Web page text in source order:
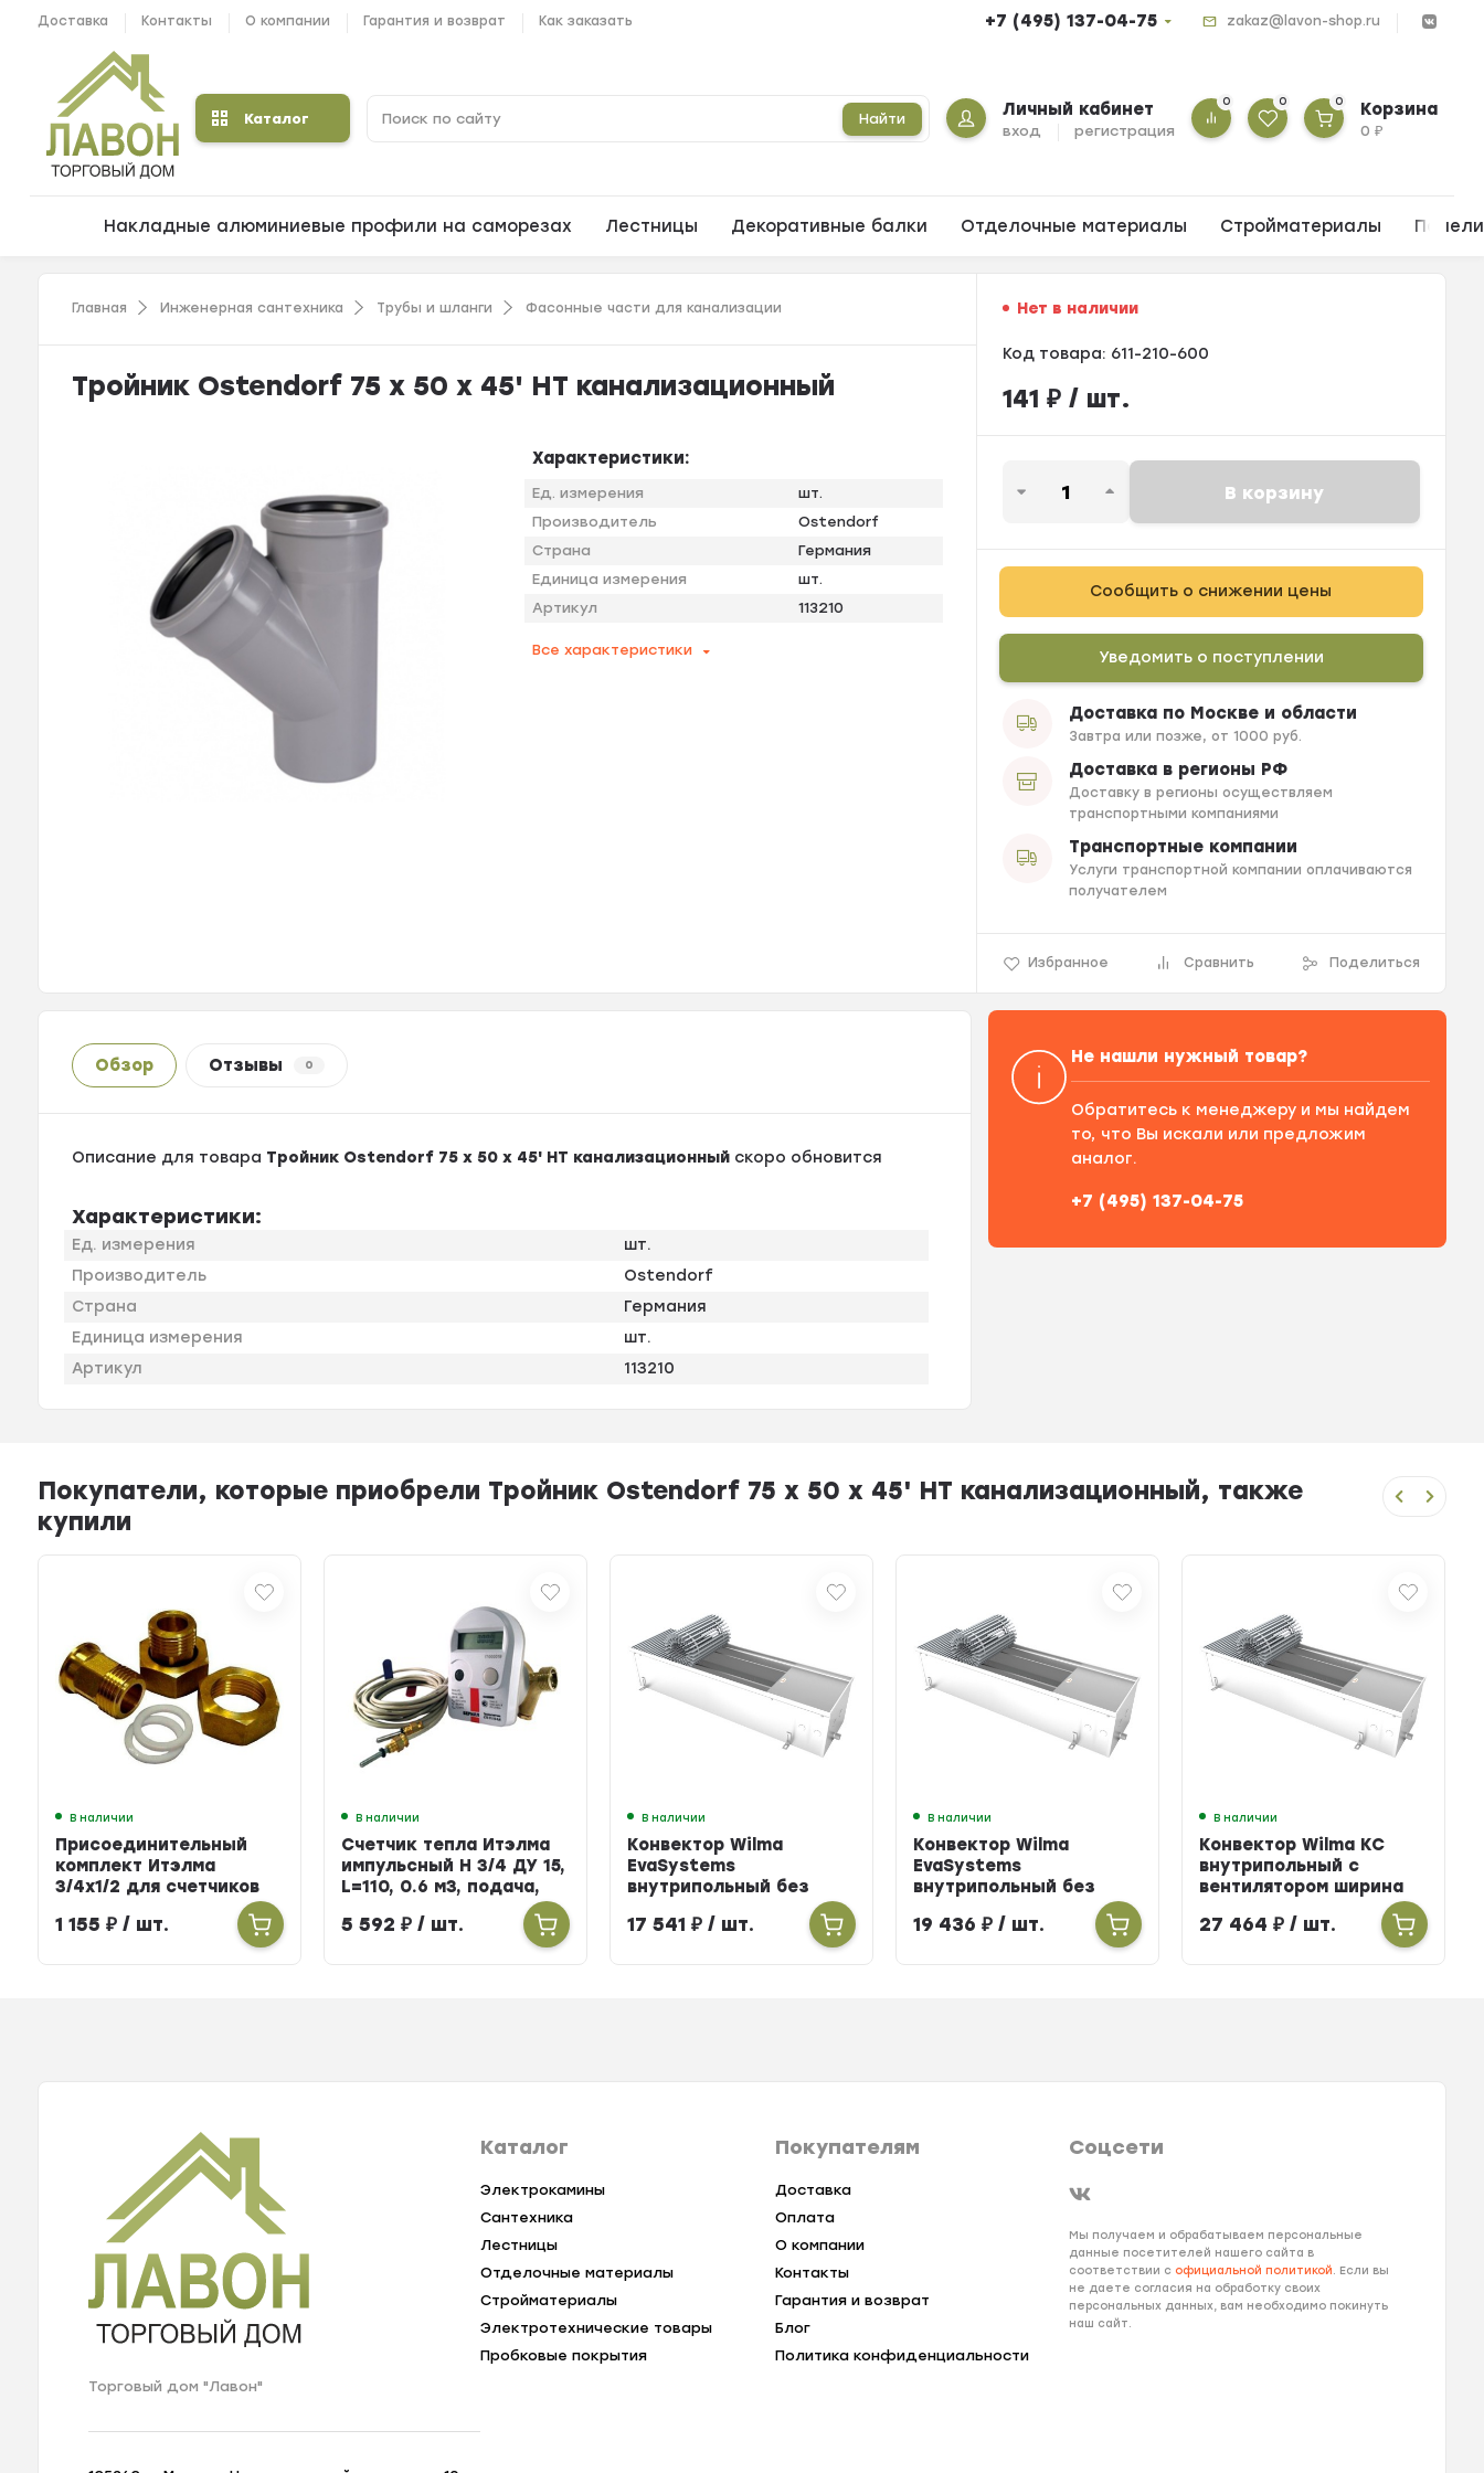
Доставка Контакты О компании Гарантия и возврат Как заказать +7 (495) 137-04-75 zakaz@lavon-shop.ru
Каталог Найти Личный кабинет
вход регистрация
0 0 0 Корзина
0₽
Накладные алюминиевые профили на саморезах Лестницы Декоративные балки Отделочные материалы Стройматериалы
Главная Инженерная сантехника Трубы и шланги Фасонные части для канализации
Тройник Ostendorf 75 х 50 х 45' HT канализационный
Характеристики:
Ед. измерения
шт.
Производитель
Ostendorf
Страна
Германия
Единица измерения
шт.
Артикул
113210
Все характеристики
Нет в наличии
Код товара: 611-210-600
141 ₽/ шт.
В корзину
Сообщить о снижении цены
Уведомить о поступлении
Доставка по Москве и области
Завтра или позже, от 1000 руб.
Доставка в регионы РФ
Доставку в регионы осуществляем
транспортными компаниями
Транспортные компании
Услуги транспортной компании оплачиваются
получателем
Избранное Сравнить Поделиться
Обзор Отзывы 0
Описание для товара Тройник Ostendorf 75 х 50 х 45' HT канализационный скоро обновится
Характеристики:
Ед. измерения
шт.
Производитель
Ostendorf
Страна
Германия
Единица измерения
шт.
Артикул
113210
Не нашли нужный товар?
Обратитесь к менеджеру и мы найдем
то, что Вы искали или предложим
аналог.
+7 (495) 137-04-75
Покупатели, которые приобрели Тройник Ostendorf 75 х 50 х 45' HT канализационный, также
купили
В наличии
Присоединительный
комплект Итэлма
3/4х1/2 для счетчиков
1 155₽ / шт.
В наличии
Счетчик тепла Итэлма
импульсный Н 3/4 ДУ 15,
L=110, 0.6 м3, подача,
5 592₽ / шт.
В наличии
Конвектор Wilma
EvaSystems
внутрипольный без
вентилятора ширина
258мм высота 90мм
17 541₽ / шт.
В наличии
Конвектор Wilma
EvaSystems
внутрипольный без
вентилятора ширина
258мм высота 160мм
19 436₽ / шт.
В наличии
Конвектор Wilma KC
внутрипольный с
вентилятором ширина
303мм высота 100мм
длина 2700мм
27 464₽ / шт.
Торговый дом "Лавон"
Каталог
Электрокамины
Сантехника
Лестницы
Отделочные материалы
Стройматериалы
Электротехнические товары
Пробковые покрытия
Покупателям
Доставка
Оплата
О компании
Контакты
Гарантия и возврат
Блог
Политика конфиденциальности
Соцсети
Мы получаем и обрабатываем персональные
данные посетителей нашего сайта в
соответствии с официальной политикой. Если вы
не даете согласия на обработку своих
персональных данных, вам необходимо покинуть
наш сайт.